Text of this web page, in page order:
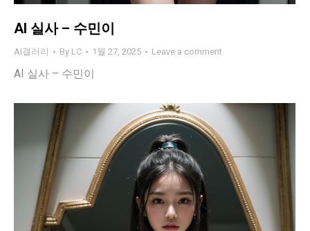
AI 실사 – 수민이
AI갤러리 By LC 1월 27, 2025 Leave a comment
AI 실사 – 수민이